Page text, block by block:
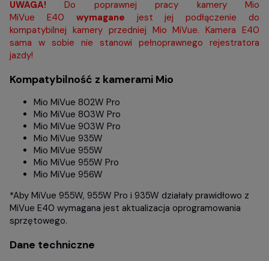
UWAGA! Do poprawnej pracy kamery Mio
MiVue E40 wymagane jest jej podłączenie do
kompatybilnej kamery przedniej Mio MiVue. Kamera E40
sama w sobie nie stanowi pełnoprawnego rejestratora
jazdy!
Kompatybilność z kamerami Mio
Mio MiVue 802W Pro
Mio MiVue 803W Pro
Mio MiVue 903W Pro
Mio MiVue 935W
Mio MiVue 955W
Mio MiVue 955W Pro
Mio MiVue 956W
*Aby MiVue 955W, 955W Pro i 935W działały prawidłowo z
MiVue E40 wymagana jest aktualizacja oprogramowania
sprzętowego.
Dane techniczne